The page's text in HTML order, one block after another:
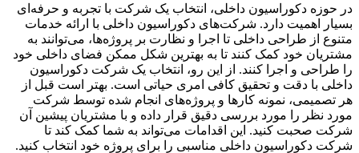
در حوزه دکوراسیون داخلی، انتخاب یک شرکت با تجربه و حرفه‌ای
بسیار اهمیت دارد. شرکت‌های دکوراسیون داخلی با ارائه خدمات
متنوع از طراحی داخلی تا اجرا و نظارت بر پروژه‌ها، می‌توانند به
مشتریان خود کمک کنند تا به بهترین شکل ممکن فضای داخلی خود
را طراحی و اجرا کنند. از این رو، انتخاب یک شرکت دکوراسیون
داخلی با دقت و تحقیق کافی امری حیاتی است. بهتر است قبل از
هر تصمیمی، نمونه کارها و پروژه‌های انجام شده توسط شرکت
مورد نظر را مورد بررسی دقیق قرار داده و با مشتریان پیشین آن
شرکت صحبت کنید. این اقدامات می‌تواند به شما کمک کند تا
شرکت دکوراسیون داخلی مناسبی را برای پروژه خود انتخاب کنید.